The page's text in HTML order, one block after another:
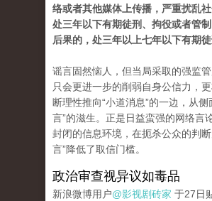
络或者其他媒体上传播，严重扰乱社
处三年以下有期徒刑、拘役或者管
后果的，处三年以上七年以下有期徒
谣言固然恼人，但当局采取的强监
只会更进一步的削弱自身公信力，
断理性推向“小道消息”的一边，从侧
言”的滋生。正是日益蛮强的网络言
封闭的信息环境，在扼杀公众的判
言”降低了取信门槛。
政治审查视异议如毒品
新浪微博用户@影视剧砖家 于27日